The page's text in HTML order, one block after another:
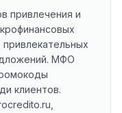
привлечения и
МФО
клиентов.